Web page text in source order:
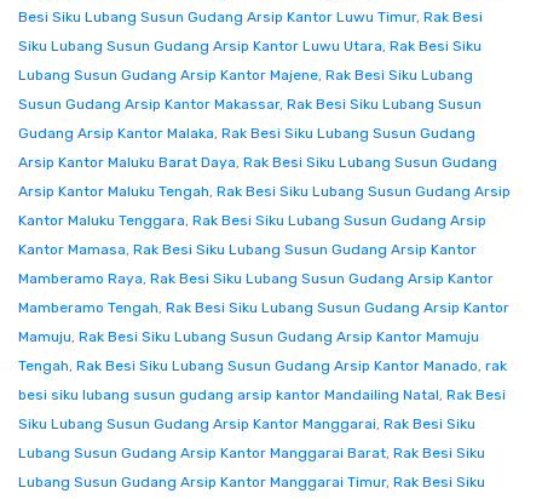
Besi Siku Lubang Susun Gudang Arsip Kantor Luwu Timur, Rak Besi
Siku Lubang Susun Gudang Arsip Kantor Luwu Utara, Rak Besi Siku
Lubang Susun Gudang Arsip Kantor Majene, Rak Besi Siku Lubang
Susun Gudang Arsip Kantor Makassar, Rak Besi Siku Lubang Susun
Gudang Arsip Kantor Malaka, Rak Besi Siku Lubang Susun Gudang
Arsip Kantor Maluku Barat Daya, Rak Besi Siku Lubang Susun Gudang
Arsip Kantor Maluku Tengah, Rak Besi Siku Lubang Susun Gudang Arsip
Kantor Maluku Tenggara, Rak Besi Siku Lubang Susun Gudang Arsip
Kantor Mamasa, Rak Besi Siku Lubang Susun Gudang Arsip Kantor
Mamberamo Raya, Rak Besi Siku Lubang Susun Gudang Arsip Kantor
Mamberamo Tengah, Rak Besi Siku Lubang Susun Gudang Arsip Kantor
Mamuju, Rak Besi Siku Lubang Susun Gudang Arsip Kantor Mamuju
Tengah, Rak Besi Siku Lubang Susun Gudang Arsip Kantor Manado, rak
besi siku lubang susun gudang arsip kantor Mandailing Natal, Rak Besi
Siku Lubang Susun Gudang Arsip Kantor Manggarai, Rak Besi Siku
Lubang Susun Gudang Arsip Kantor Manggarai Barat, Rak Besi Siku
Lubang Susun Gudang Arsip Kantor Manggarai Timur, Rak Besi Siku